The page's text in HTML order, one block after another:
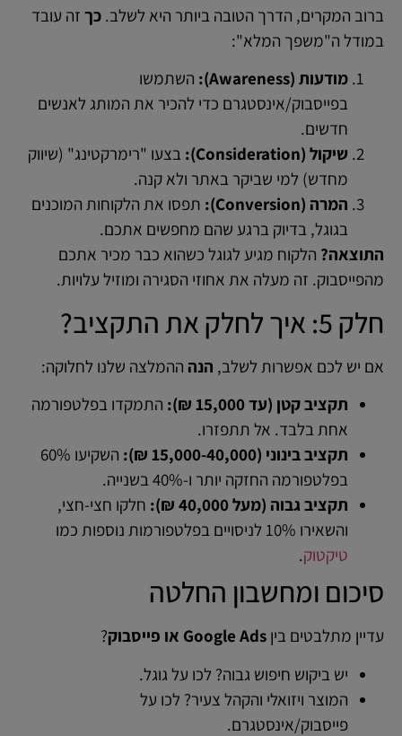
ברוב המקרים, הדרך הטובה ביותר היא לשלב. כך זה עובד
במודל ה"משפך המלא":
מודעות (Awareness):
השתמשו
בפייסבוק/אינסטגרם כדי להכיר את המותג לאנשים
חדשים.
שיקול (Consideration):
בצעו "רימרקטינג" (שיווק
מחדש) למי שביקר באתר ולא קנה.
המרה (Conversion):
תפסו את הלקוחות המוכנים
בגוגל, בדיוק ברגע שהם מחפשים אתכם.
התוצאה? הלקוח מגיע לגוגל כשהוא כבר מכיר אתכם
מהפייסבוק. זה מעלה את אחוזי הסגירה ומוזיל עלויות.
חלק 5: איך לחלק את התקציב?
אם יש לכם אפשרות לשלב, הנה ההמלצה שלנו לחלוקה:
תקציב קטן (עד 15,000 ₪):
התמקדו בפלטפורמה
אחת בלבד. אל תתפזרו.
תקציב בינוני (15,000-40,000 ₪):
השקיעו 60%
בפלטפורמה החזקה יותר ו-40% בשנייה.
תקציב גבוה (מעל 40,000 ₪):
חלקו חצי-חצי,
והשאירו 10% לניסויים בפלטפורמות נוספות כמו
טיקטוק.
סיכום ומחשבון החלטה
עדיין מתלבטים בין Google Ads או פייסבוק
?
יש ביקוש חיפוש גבוה? לכו על גוגל.
המוצר ויזואלי והקהל צעיר? לכו על
פייסבוק/אינסטגרם.